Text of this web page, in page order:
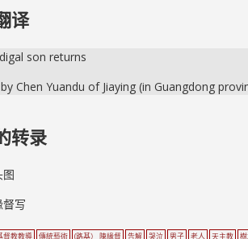
译
son returns
Chen Yuandu of Jiaying (in Guangdong
转录
图
督写
督教教導 傳統藝術 (路基） 陳緣督 告解 哭泣 男子 老人 天主教